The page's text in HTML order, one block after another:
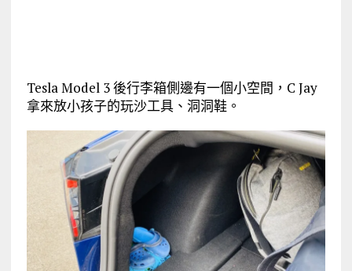
Tesla Model 3 後行李箱側邊有一個小空間，C Jay
拿來放小孩子的玩沙工具、洞洞鞋。